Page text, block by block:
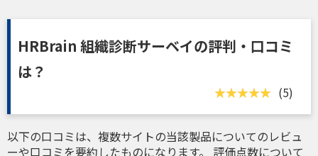
HRBrain 組織診断サーベイの評判・口コミ
は？
(5)
以下の口コミは、複数サイトの当該製品についてのレビュ
ーや口コミを要約したものになります。 評価点数について